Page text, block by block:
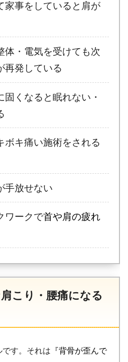
家事をしていると肩が
体・電気を受けても次
再発している
固くなると眠れない・
ボキ痛い施術をされる
手放せない
ワークで首や肩の疲れ
こり・腰痛になる
す。それは 『背骨が歪んで